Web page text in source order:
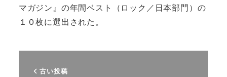
マガジン』の年間ベスト（ロック／日本部門）の
１０枚に選出された。
古い投稿